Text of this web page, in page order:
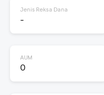
Jenis Reksa Dana
-
AUM
0